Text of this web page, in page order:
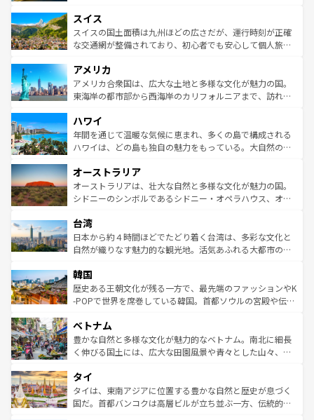
れる地方に足を運ぶとそれぞれで全く異なる文化を体験で
きるだろう。 なお、新着のフランス情報はコンテンツ一覧
を参照してほしい。
は、お酒好きな人にはぜひ体験してほしい。 なお、新着の
ドイツ情報はコンテンツ一覧を参照してほしい。
リアごとに異なる魅力がある。また、優雅なアフタヌーン
ティー、ビール好きにはたまらない英国パブ、サッカー観
戦など、本場だからこそできる体験も豊富。イギリスを旅
ンツ一覧を参照してほしい。
スイス
スイスの国土面積は九州ほどの広さだが、運行時刻が正確
な交通網が整備されており、初心者でも安心して個人旅行
の建物がそのまま残る町や、スイスならではのユニークな
博物館もあり、アルプス観光だけでなく町歩きも満喫する
ことができる。国民の所得が高いため物価も高いが、旅行
ば市内交通費無料で観光を楽しむこともできる。 なお、新
着のスイス情報はコンテンツ一覧 を参照してほしい。
アメリカ
アメリカ合衆国は、広大な土地と多様な文化が魅力の国。
東海岸の都市部から西海岸のカリフォルニアまで、訪れる
のような巨大都市は、観光、ショッピング、エンターテイ
ンメントが詰まった刺激的なスポットだ。一方、アメリカ
西部には大自然が広がり、グランドキャニオンやイエロー
部のニューオーリンズでは、音楽と美食が融合した独特の
文化が魅力。旅行者はアメリカの各地域で異なる魅力を楽
しみながら、その多様性と豊かな歴史を感じることができ
ならではの贅沢な旅のスタイルだ。 なお、新着のアメリカ
情報はコンテンツ一覧を参照してほしい。
ハワイ
年間を通じて温暖な気候に恵まれ、多くの島で構成される
ハワイは、どの島も独自の魅力をもっている。大自然の神
ワイ島は見逃せない。また、定番の観光地といえばオアフ
島だが、静かな自然を求めるならマウイ島やカウアイ島が
おすすめ。エメラルドグリーンに輝く海をはじめ、豊かな
れるおもてなしの心で訪れる人々を迎えてくれるハワイの
人々、おいしいローカルフードやハワイアンミュージッ
ク、伝統的なフラダンスなど、すべてがハワイの魅力を彩
ワイを、存分に味わってほしい。 なお、新着のハワイ情報
はコンテンツ一覧を参照してほしい。
オーストラリア
オーストラリアは、壮大な自然と多様な文化が魅力の国。
シドニーのシンボルであるシドニー・オペラハウス、オー
リアリーフや大陸中央部にそびえるウルル（エアーズロッ
ク）、タスマニアの美しい原生林やケアンズの熱帯雨林な
ど、見どころがたくさん。また、カフェやワイン、オージ
いる。アクティビティも充実しており、サーフィンやダイ
ビング、ハイキングなど、アウトドア好きにはたまらな
い。オーストラリアの多彩な魅力を存分に味わいつくそ
参照してほしい。
台湾
日本から約４時間ほどでたどり着く台湾は、多彩な文化と
自然が織りなす魅力的な観光地。活気あふれる大都市の台
ン）、静ひつな山岳地帯である台湾東部など、都市の喧騒
と山間の静けさが共存しており、訪れる人に新しい発見と
驚きをもたらしてくれる。また、奥深い台湾の食文化も魅
容にもいいと評判のスイーツなど、バラエティ豊かな料理
が味わえる。 なお、新着の台湾情報は コンテンツ一覧を参
照してほしい。
韓国
歴史ある王朝文化が残る一方で、最先端のファッションやK
-POPで世界を席巻している韓国。首都ソウルの宮殿や伝統
き、地方に足を延ばせば四季折々の自然美を楽しむことが
できる。そして、キムチや焼肉、絶品のストリートフード
まで、さまざまな韓国料理が待っている。夜には、韓国な
リティに包まれながら、韓国の多彩な魅力を心ゆくまで味
わってみてほしい。 なお、新着の韓国情報はコンテンツ一
覧を参照してほしい。
ベトナム
豊かな自然と多様な文化が魅力的なベトナム。南北に細長
く伸びる国土には、広大な田園風景や青々とした山々、世
急速な発展と共に伝統が息づく。ハノイの古い町並みやホ
ーチミン市のフランス統治時代の建物も、独特の雰囲気を
醸し出している。また、バラエティの豊かさとおいしさで
タイ
タイは、東南アジアに位置する豊かな自然と歴史が息づく
国だ。首都バンコクは高層ビルが立ち並ぶ一方、伝統的な